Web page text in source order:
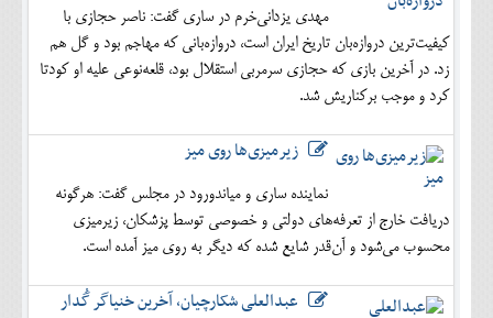
مهدی یزدانی‌خرم در ساری گفت: ناصر حجازی با
کیفیت‌ترین دروازه‌بان تاریخ ایران است، دروازه‌بانی که مهاجم بود و گل هم
زد. در آخرین بازی که حجازی سرمربی استقلال بود، قلعه‌نوعی علیه او کودتا
کرد و موجب برکناریش شد.
زیرمیزی‌ها روی میز
نماینده ساری و میاندورود در مجلس گفت: هرگونه
دریافت خارج از تعرفه‌های دولتی و خصوصی توسط پزشکان، زیرمیزی
محسوب می‌شود و آن‌قدر شایع شده که دیگر به روی میز آمده است.
عبدالعلی شکارچیان، آخرین خنیاگر گُدار